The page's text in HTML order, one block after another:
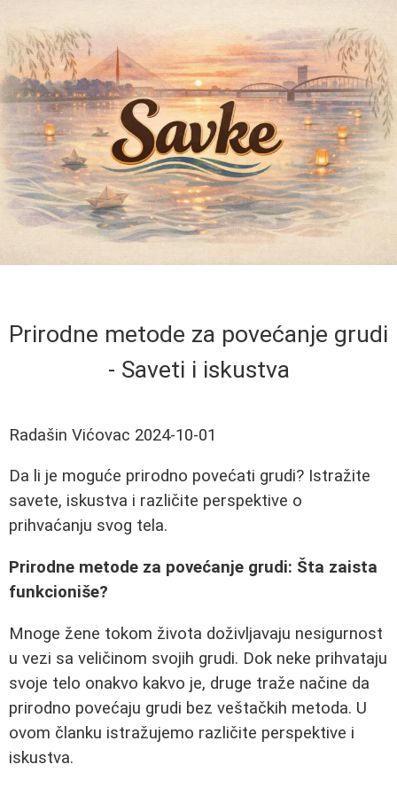
Prirodne metode za povećanje grudi
- Saveti i iskustva
Radašin Vićovac 2024-10-01
Da li je moguće prirodno povećati grudi? Istražite
savete, iskustva i različite perspektive o
prihvaćanju svog tela.
Prirodne metode za povećanje grudi: Šta zaista
funkcioniše?
Mnoge žene tokom života doživljavaju nesigurnost
u vezi sa veličinom svojih grudi. Dok neke prihvataju
svoje telo onakvo kakvo je, druge traže načine da
prirodno povećaju grudi bez veštačkih metoda. U
ovom članku istražujemo različite perspektive i
iskustva.